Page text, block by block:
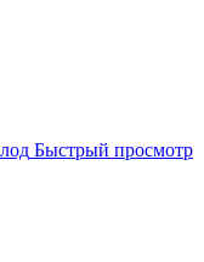
Быстрый просмотр